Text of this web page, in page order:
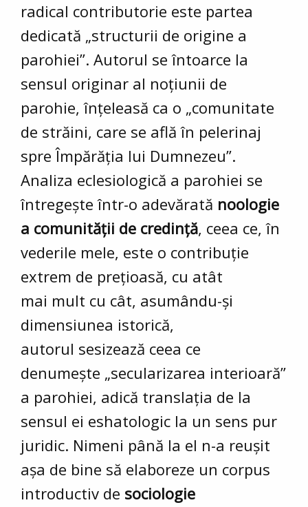
radical contributorie este partea
dedicată „structurii de origine a
parohiei”. Autorul se întoarce la
sensul originar al noțiunii de
parohie, înțeleasă ca o „comunitate
de străini, care se află în pelerinaj
spre Împărăția lui Dumnezeu”.
Analiza eclesiologică a parohiei se
întregește într-o adevărată noologie
a comunității de credință, ceea ce, în
vederile mele, este o contribuție
extrem de prețioasă, cu atât
mai mult cu cât, asumându-și
dimensiunea istorică,
autorul sesizează ceea ce
denumește „secularizarea interioară”
a parohiei, adică translația de la
sensul ei eshatologic la un sens pur
juridic. Nimeni până la el n-a reușit
așa de bine să elaboreze un corpus
introductiv de sociologie